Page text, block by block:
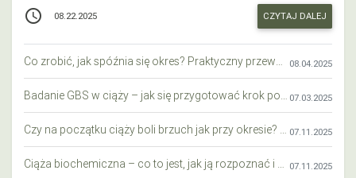
access_time 08.22.2025 CZYTAJ DALEJ
08.04.2025
07.03.2025
07.11.2025
07.11.2025